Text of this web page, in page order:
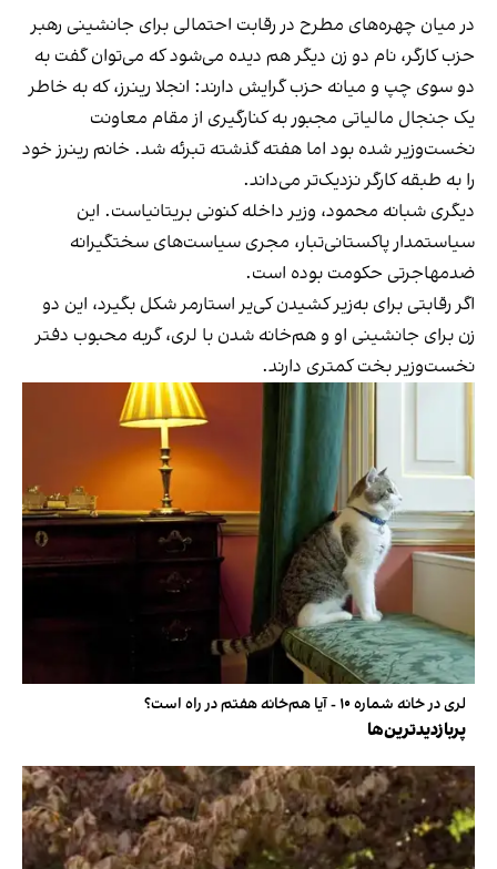
در میان چهره‌های مطرح در رقابت احتمالی برای جانشینی رهبر
حزب کارگر، نام دو زن دیگر هم دیده می‌شود که می‌توان گفت به
دو سوی چپ و میانه حزب گرایش دارند: انجلا رینرز، که به خاطر
یک جنجال مالیاتی مجبور به کنارگیری از مقام معاونت
نخست‌وزیر شده بود اما هفته گذشته تبرئه شد. خانم رینرز خود
را به طبقه کارگر نزدیک‌تر می‌داند.
دیگری شبانه محمود، وزیر داخله کنونی بریتانیاست. این
سیاستمدار پاکستانی‌تبار، مجری سیاست‌های سختگیرانه
ضدمهاجرتی حکومت بوده است.
اگر رقابتی برای به‌زیر کشیدن کی‌یر استارمر شکل بگیرد، این دو
زن برای جانشینی او و هم‌خانه شدن با لری، گربه محبوب دفتر
نخست‌وزیر بخت کمتری دارند.
لری در خانه شماره ۱۰ - آیا هم‌خانه هفتم در راه است؟
پربازدیدترین‌ها